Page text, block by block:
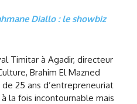
Diallo : le showbiz
Timitar à Agadir, directeur
Brahim El Mazned
25 ans d’entrepreneuriat
la fois incontournable mais